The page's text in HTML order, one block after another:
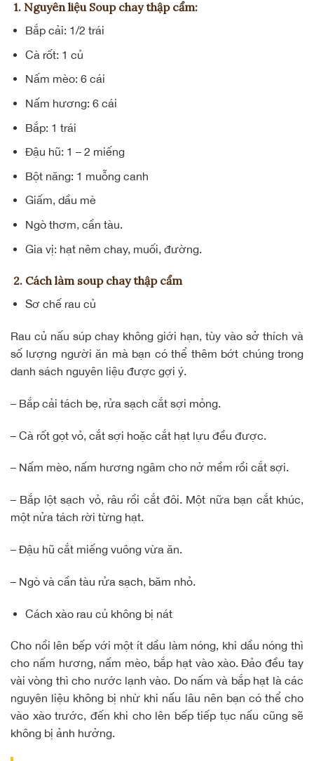
1. Nguyên liệu Soup chay thập cẩm:
Bắp cải: 1/2 trái
Cà rốt: 1 củ
Nấm mèo: 6 cái
Nấm hương: 6 cái
Bắp: 1 trái
Đậu hũ: 1 – 2 miếng
Bột năng: 1 muỗng canh
Giấm, dầu mè
Ngò thơm, cần tàu.
Gia vị: hạt nêm chay, muối, đường.
2. Cách làm soup chay thập cẩm
Sơ chế rau củ
Rau củ nấu súp chay không giới hạn, tùy vào sở thích và
số lượng người ăn mà bạn có thể thêm bớt chúng trong
danh sách nguyên liệu được gợi ý.
– Bắp cải tách bẹ, rửa sạch cắt sợi mỏng.
– Cà rốt gọt vỏ, cắt sợi hoặc cắt hạt lựu đều được.
– Nấm mèo, nấm hương ngâm cho nở mềm rồi cắt sợi.
– Bắp lột sạch vỏ, râu rồi cắt đôi. Một nữa bạn cắt khúc,
một nửa tách rời từng hạt.
– Đậu hũ cắt miếng vuông vừa ăn.
– Ngò và cần tàu rửa sạch, băm nhỏ.
Cách xào rau củ không bị nát
Cho nồi lên bếp với một ít dầu làm nóng, khi dầu nóng thì
cho nấm hương, nấm mèo, bắp hạt vào xào. Đảo đều tay
vài vòng thì cho nước lạnh vào. Do nấm và bắp hạt là các
nguyên liệu không bị nhừ khi nấu lâu nên bạn có thể cho
vào xào trước, đến khi cho lên bếp tiếp tục nấu cũng sẽ
không bị ảnh hưởng.